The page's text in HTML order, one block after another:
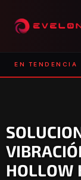
EN TENDENCIA
HOLLOW